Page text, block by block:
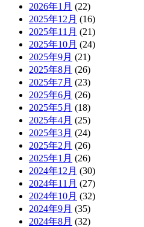
2026年1月 (22)
2025年12月 (16)
2025年11月 (21)
2025年10月 (24)
2025年9月 (21)
2025年8月 (26)
2025年7月 (23)
2025年6月 (26)
2025年5月 (18)
2025年4月 (25)
2025年3月 (24)
2025年2月 (26)
2025年1月 (26)
2024年12月 (30)
2024年11月 (27)
2024年10月 (32)
2024年9月 (35)
2024年8月 (32)